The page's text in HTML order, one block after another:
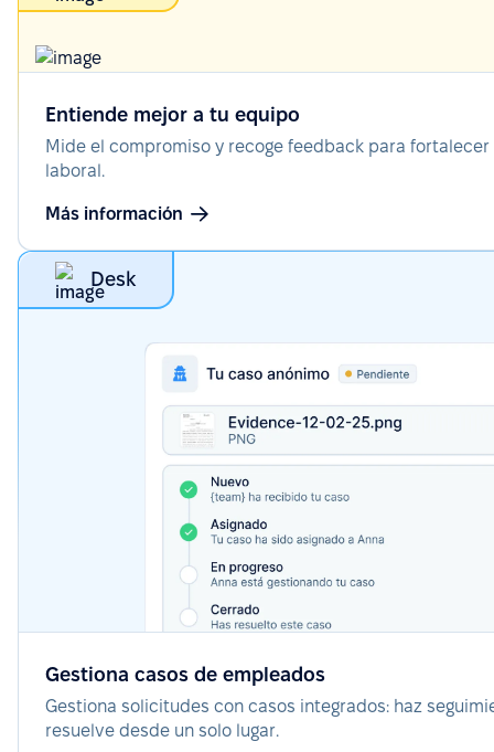
Entiende mejor a tu equipo
Mide el compromiso y recoge feedback para
laboral.
Más información
Desk
Gestiona casos de empleados
Gestiona solicitudes con casos integrados: haz
resuelve desde un solo lugar.